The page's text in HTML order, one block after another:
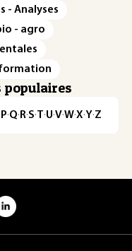
- Analyses
- agro
populaires
P·Q· R·S·T·U·V·W·X·Y·Z